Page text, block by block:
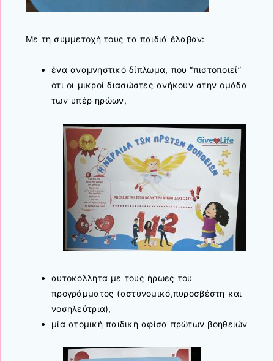
Με τη συμμετοχή τους τα παιδιά έλαβαν:
ένα αναμνηστικό δίπλωμα, που “πιστοποιεί”
ότι οι μικροί διασώστες ανήκουν στην ομάδα
των υπέρ ηρώων,
αυτοκόλλητα με τους ήρωες του
προγράμματος (αστυνομικό,πυροσβέστη και
νοσηλεύτρια),
μία ατομική παιδική αφίσα πρώτων βοηθειών